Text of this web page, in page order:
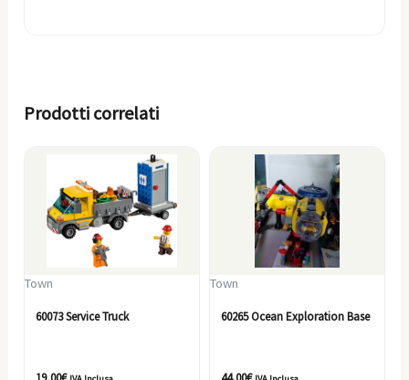
Prodotti correlati
Town
60073 Service Truck
Town
60265 Ocean Exploration Base